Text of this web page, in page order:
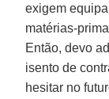
exigem
matérias-
Então, devo
isento de
hesitar no